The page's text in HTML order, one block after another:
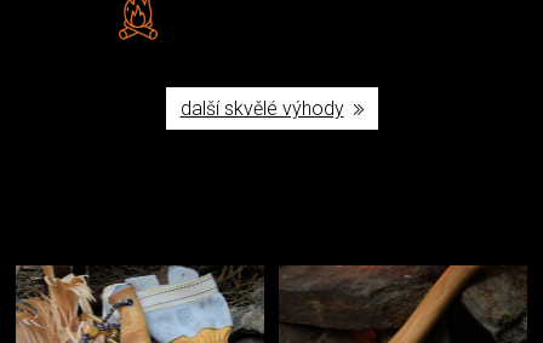
další skvělé výhody